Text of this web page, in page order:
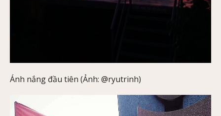
Ánh nắng đầu tiên (Ảnh: @ryutrinh)